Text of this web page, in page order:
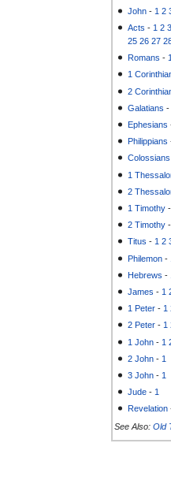
John - 1 2
Acts - 1 2
25 26 27
Romans -
1
2
Galatians
Ephesians
Philippians
Colossians
1
2
1 Timothy
2 Timothy
Titus - 1 2
Philemon -
Hebrews -
James - 1
1 Peter - 1
2 Peter -1
1 John - 1
2 John - 1
3 John - 1
Jude - 1
Revelation
See Also: Old